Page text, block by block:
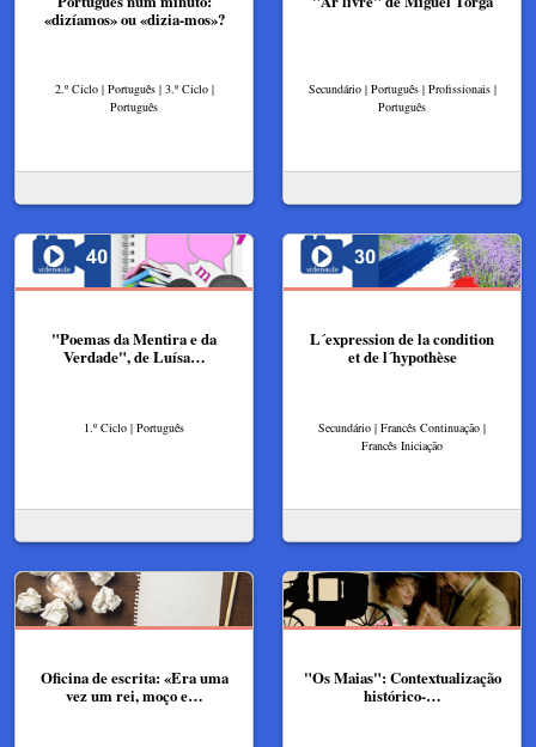
«dizíamos» ou «dizia-mos»?
2.º Ciclo | Português | 3.º Ciclo |
Português
Secundário | Português | Profissionais |
Português
"Poemas da Mentira e da
Verdade", de Luísa…
1.º Ciclo | Português
L´expression de la condition
et de l´hypothèse
Secundário | Francês Continuação |
Francês Iniciação
Oficina de escrita: «Era uma
vez um rei, moço e…
"Os Maias": Contextualização
histórico-…